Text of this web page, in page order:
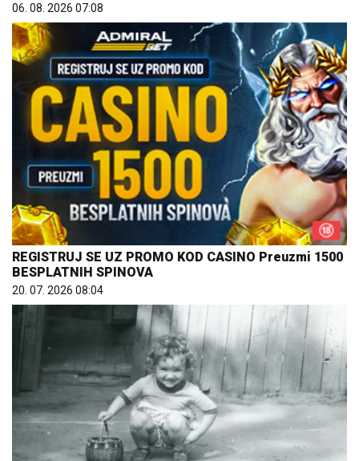
06. 08. 2026 07:08
REGISTRUJ SE UZ PROMO KOD CASINO Preuzmi 1500
BESPLATNIH SPINOVA
20. 07. 2026 08:04